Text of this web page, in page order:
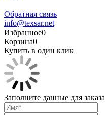
Обратная связь
info@texsar.net
Избранное0
Корзина0
Купить в один клик
Заполните данные для заказа